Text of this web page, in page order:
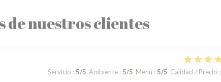
de nuestros clientes
Servicio : 5/5 Ambiente: 5/5 Menú : 5/5 Calidad / Precio :